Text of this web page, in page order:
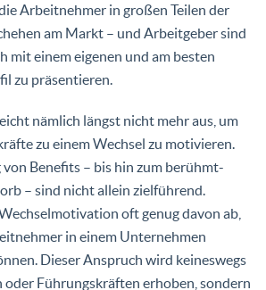
Arbeitnehmer in großen Teilen der
am Markt – und Arbeitgeber sind
mit einem eigenen und am besten
zu präsentieren.
nämlich längst nicht mehr aus, um
zu einem Wechsel zu motivieren.
Benefits – bis hin zum berühmt-
– sind nicht allein zielführend.
oft genug davon ab,
in einem Unternehmen
Dieser Anspruch wird keineswegs
oder Führungskräften erhoben, sondern